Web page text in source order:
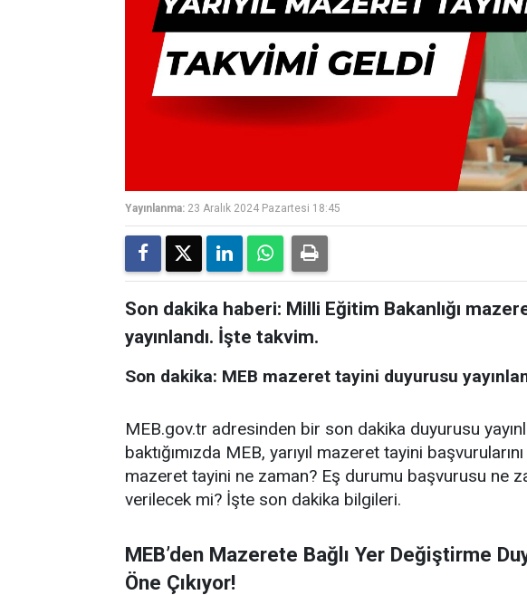
Yayınlanma: 23 Aralık 2024 Pazartesi 18:45
Son dakika haberi: Milli Eğitim Bakanlığı
yayınlandı. İşte takvim.
Son dakika: MEB mazeret tayini duyurusu
MEB.gov.tr adresinden bir son dakika duyurusu
baktığımızda MEB, yarıyıl mazeret tayini
mazeret tayini ne zaman? Eş durumu başvurusu ne
verilecek mi? İşte son dakika bilgileri.
MEB’den Mazerete Bağlı Yer Değiştirme
Öne Çıkıyor!